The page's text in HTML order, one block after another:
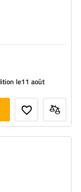
le11 août